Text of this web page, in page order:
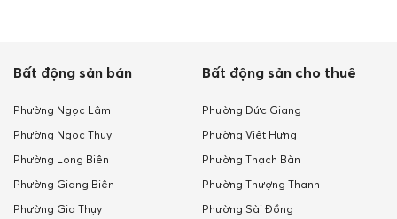
Bất động sản bán
Phường Ngọc Lâm
Phường Ngọc Thụy
Phường Long Biên
Phường Giang Biên
Phường Gia Thụy
Bất động sản cho thuê
Phường Đức Giang
Phường Việt Hưng
Phường Thạch Bàn
Phường Thượng Thanh
Phường Sài Đồng